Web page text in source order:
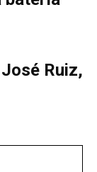
Ruiz,